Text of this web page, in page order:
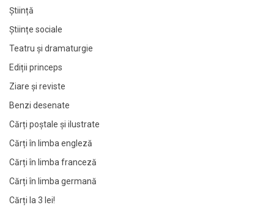
Știință
Științe sociale
Teatru și dramaturgie
Ediții princeps
Ziare şi reviste
Benzi desenate
Cărți poștale și ilustrate
Cărți în limba engleză
Cărți în limba franceză
Cărți în limba germană
Cărți la 3 lei!